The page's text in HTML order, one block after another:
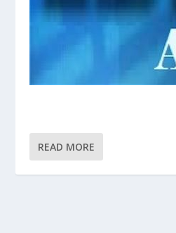
READ MORE